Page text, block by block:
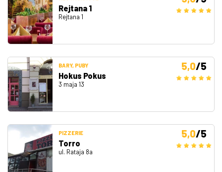
Rejtana 1
Rejtana 1
BARY, PUBY
Hokus Pokus
3 maja 13
5,0/5
PIZZERIE
Torro
ul. Rataja 8a
5,0/5